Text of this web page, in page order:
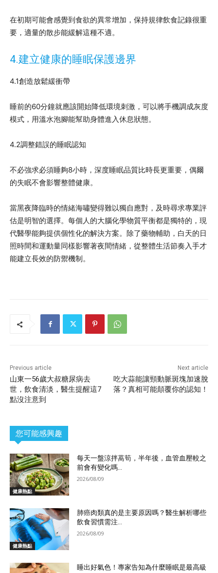
在初期可能會感覺到食欲的異常增加，保持規律飲食記錄很重
要，適量的散步能緩解這種不適。
4.建立健康的睡眠保護邊界
4.1創造放鬆緩衝帶
睡前的60分鐘就應該開始降低環境刺激，可以將手機調成灰度
模式，用溫水泡腳能幫助身體進入休息狀態。
4.2調整錯誤的睡眠認知
不必強求必須睡夠8小時，深度睡眠品質比時長更重要，偶爾
的失眠不會影響整體健康。
當黑夜降臨時的情緒海嘯變得難以獨自應對，及時尋求專業評
估是明智的選擇。每個人的大腦化學物質平衡都是獨特的，現
代醫學能夠提供個性化的解決方案。除了藥物輔助，白天的日
照時間和運動量同樣影響著夜間情緒，從整體生活節奏入手才
能建立長效的防禦機制。
Previous article
山東一56歲大叔糖尿病去
世，飲食清淡，醫生提醒這7
點沒注意到
Next article
吃大蒜能讓頸動脈斑塊加速脫
落？真相可能顛覆你的認知！
您可能感興趣
健康熱點
每天一盤涼拌萵筍，半年後，血管血壓較之
前會有變化嗎...
2026/08/09
健康熱點
肺癌肉類真的是主要原因嗎？醫生解析哪些
飲食習慣需注...
2026/08/09
睡出好氣色！專家告知為什麼睡眠是最高級